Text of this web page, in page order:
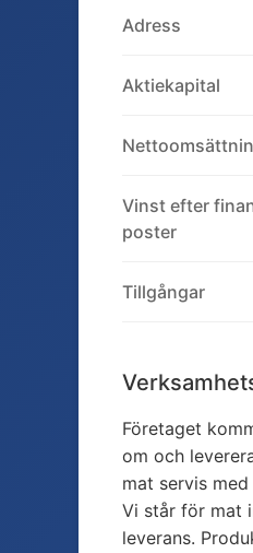
Adress
Aktiekapital
Vinst efter
poster
Tillgångar
Företaget
om och
mat servis
Vi står för mat
leverans.